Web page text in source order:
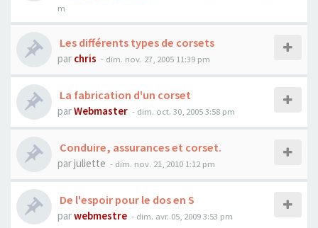
m
Les différents types de corsets
par chris - dim. nov. 27, 2005 11:39 pm
La fabrication d'un corset
parWebmaster - dim. oct. 30, 2005 3:58 pm
Conduire, assurances et corset.
parjuliette - dim. nov. 21, 2010 1:12 pm
De l'espoir pour le dos en S
parwebmestre - dim. avr. 05, 2009 3:53 pm